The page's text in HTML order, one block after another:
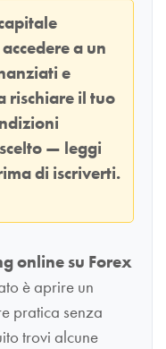
a un
e
rischiare il tuo
— leggi
di iscriverti.
online su Forex
è aprire un
pratica senza
trovi alcune